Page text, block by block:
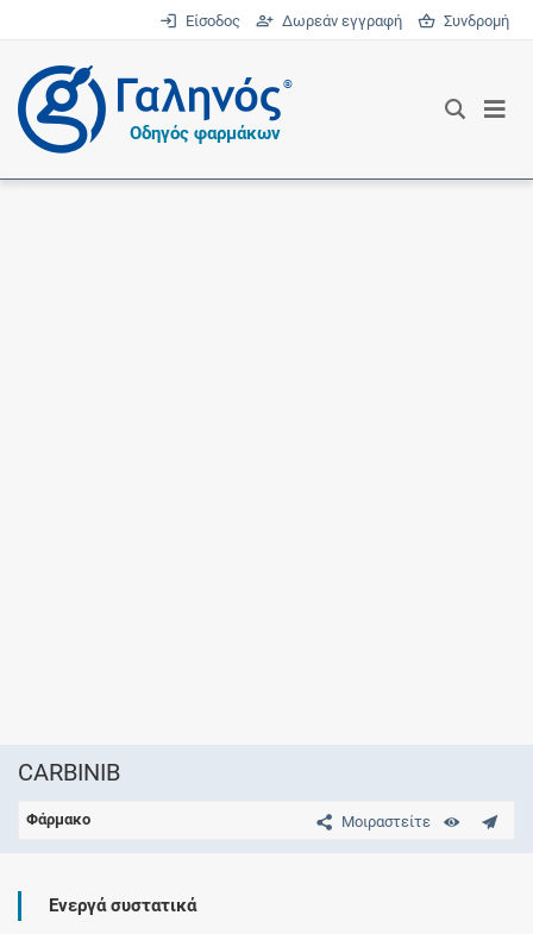
Είσοδος Δωρεάν εγγραφή Συνδρομή
®
Οδηγός φαρμάκων
CARBINIB
Μοιραστείτε
Φάρμακο
Ενεργά συστατικά